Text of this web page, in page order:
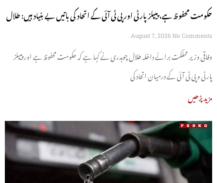
حکومت محفوظ ہے، پیپلز پارٹی اور پی ٹی آئی کے اتحاد کی باتیں بے بنیاد ہیں: طلال
چوہدری
August 7, 2026 No Comments
وفاقی وزیر مملکت برائے داخلہ طلال چوہدری نے کہا ہے کہ حکومت محفوظ ہے اور پیپلز
پارٹی و پی ٹی آئی کے درمیان اتحاد کی
مزید پڑھیں